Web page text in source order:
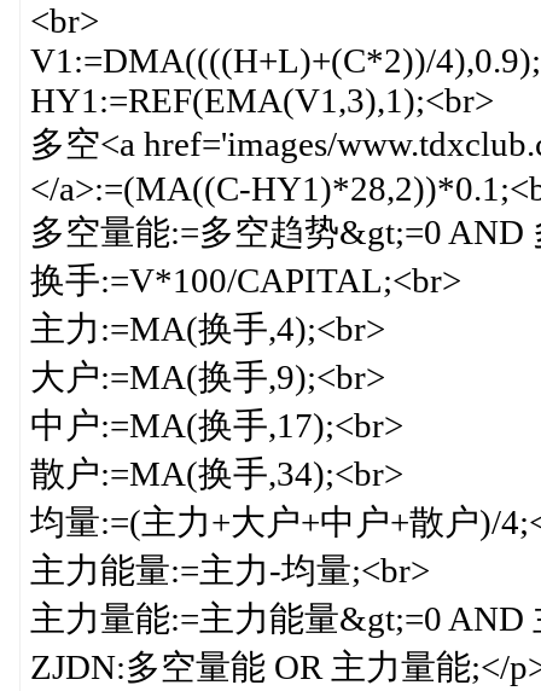
<br>
V1:=DMA((((H+L)+(C*2))/
HY1:=REF(EMA(V1,3),1);<br>
多空<a href='images/
</a>:=(MA((C-
多空量能:=多空趋势&gt;=0 AND
换手:=V*100/CAPITAL;<br>
主力:=MA(换手,4);<br>
大户:=MA(换手,9);<br>
中户:=MA(换手,17);<br>
散户:=MA(换手,34);<br>
均量:=(主力+大户+中户+散户)/
主力能量:=主力-均量;<br>
主力量能:=主力能量&gt;=0 AND
ZJDN:多空量能 OR 主力量能;</